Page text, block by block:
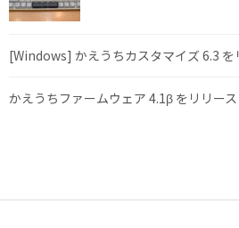
[Windows] かえうちカスタマイズ 6.3 を
かえうちファームウェア 4.1β をリリー